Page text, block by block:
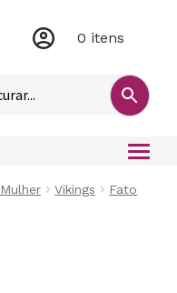
M
n
0 itens
Mulher Vikings
Fato